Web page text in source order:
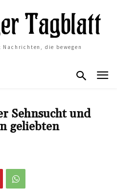
Nachrichten, die bewegen
Sehnsucht und
geliebten